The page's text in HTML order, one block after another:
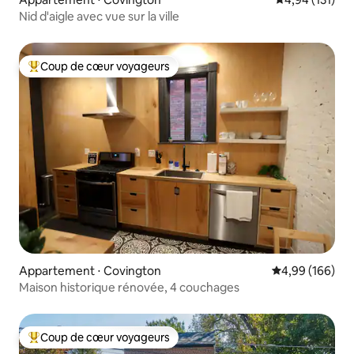
Nid d'aigle avec vue sur la ville
Coups de cœur voyageurs les plus appréciés
Coup de cœur voyageurs
Appartement ⋅ Covington Évaluation
4,99 (166)
Maison historique rénovée, 4 couchages
Coups de cœur voyageurs les plus appréciés
Coup de cœur voyageurs